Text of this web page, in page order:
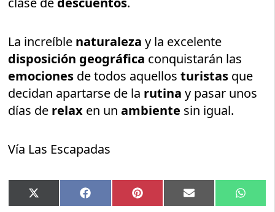
La increíble naturalezay la excelente
disposición geográfica conquistarán las
emociones de todos aquellosturistas que
decidan apartarse de la rutinay pasar unos
días de relax en unambiente sin igual.
Vía Las Escapadas
Compartir
en
X
(Twitter)
Compartir
en
Facebook Compartir
en
Pinterest Compartir
en
Email
en